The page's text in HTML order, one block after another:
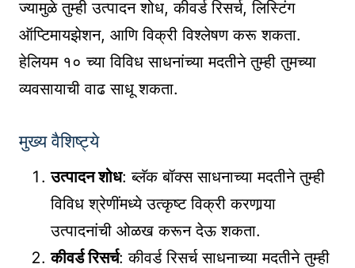
ज्यामुळे तुम्ही उत्पादन शोध, कीवर्ड रिसर्च, लिस्टिंग
ऑप्टिमायझेशन, आणि विक्री विश्लेषण करू शकता.
हेलियम १० च्या विविध साधनांच्या मदतीने तुम्ही तुमच्या
व्यवसायाची वाढ साधू शकता.
मुख्य वैशिष्ट्ये
उत्पादन शोध: ब्लॅक बॉक्स साधनाच्या मदतीने तुम्ही
विविध श्रेणींमध्ये उत्कृष्ट विक्री करणार्‍या
उत्पादनांची ओळख करून देऊ शकता.
कीवर्ड रिसर्च: कीवर्ड रिसर्च साधनाच्या मदतीने तुम्ही